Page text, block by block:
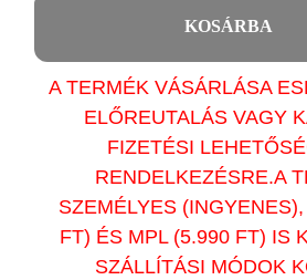
KOSÁRBA
A TERMÉK VÁSÁRLÁSA
ELŐREUTALÁS VAGY
FIZETÉSI
RENDELKEZÉSRE.A
SZEMÉLYES
FT) ÉS MPL (5.990 FT) IS
SZÁLLÍTÁSI MÓDOK